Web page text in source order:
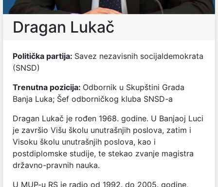
Dragan Lukač
Politička partija: Savez nezavisnih socijaldemokrata
(SNSD)
Trenutna pozicija: Odbornik u Skupštini Grada
Banja Luka; Šef odborničkog kluba SNSD-a
Dragan Lukač je rođen 1968. godine. U Banjaoj Luci
je završio Višu školu unutrašnjih poslova, zatim i
Visoku školu unutrašnjih poslova, kao i
postdiplomske studije, te stekao zvanje magistra
državno-pravnih nauka.
U MUP-u RS je radio od 1992. do 2005. godine,